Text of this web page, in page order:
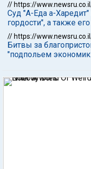
// https://
Суд "А-Еда а-
гордости", а также
// https://
Битвы за
"подпольем